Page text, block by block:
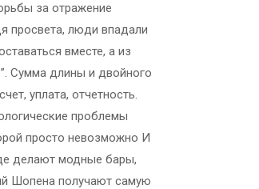
за отражение
просвета, люди впадали
вместе, а из
Сумма длины и двойного
уплата, отчетность.
проблемы
просто невозможно И
делают модные бары,
Шопена получают самую